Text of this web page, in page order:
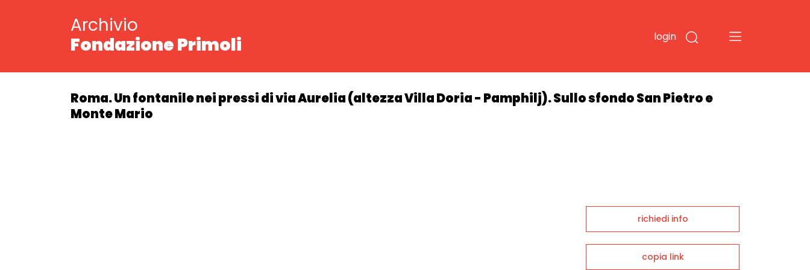
Archivio
Fondazione Primoli
login
Roma. Un fontanile nei pressi di via Aurelia (altezza Villa Doria - Pamphilj). Sullo sfondo San Pietro e
Monte Mario
richiedi info
copia link